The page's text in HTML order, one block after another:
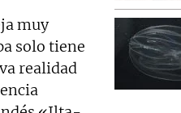
muy
solo tiene
realidad